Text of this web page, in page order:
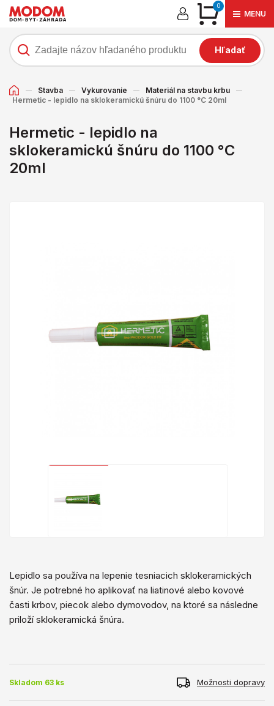
0
MENU
Hľadať
Stavba Vykurovanie
Materiál na stavbu krbu
Hermetic - lepidlo na sklokeramickú šnúru do 1100 °C 20ml
Hermetic - lepidlo na
sklokeramickú šnúru do 1100 °C
20ml
Lepidlo sa používa na lepenie tesniacich sklokeramických
šnúr. Je potrebné ho aplikovať na liatinové alebo kovové
časti krbov, piecok alebo dymovodov, na ktoré sa následne
priloží sklokeramická šnúra.
Skladom 63 ks Možnosti dopravy